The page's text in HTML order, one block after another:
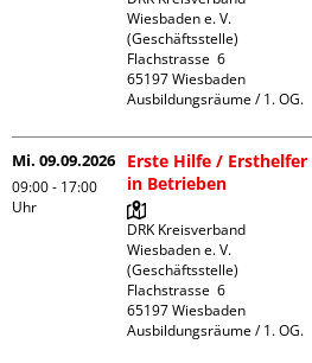
Wiesbaden e. V.
(Geschäftsstelle)
Flachstrasse  6
65197 Wiesbaden
Ausbildungsräume / 1. OG.
Mi. 09.09.2026
09:00 - 17:00
Uhr
Erste Hilfe / Ersthelfer
in Betrieben
DRK Kreisverband
Wiesbaden e. V.
(Geschäftsstelle)
Flachstrasse  6
65197 Wiesbaden
Ausbildungsräume / 1. OG.